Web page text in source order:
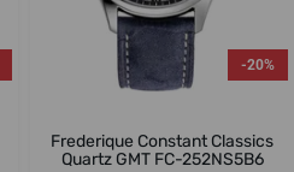
-20%
Frederique Constant Classics
Quartz GMT FC-252NS5B6